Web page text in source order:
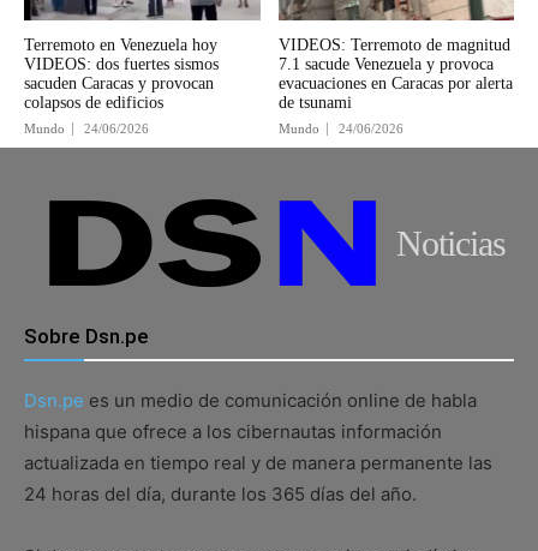
Terremoto en Venezuela hoy
VIDEOS: dos fuertes sismos
sacuden Caracas y provocan
colapsos de edificios
Mundo 24/06/2026
VIDEOS: Terremoto de magnitud
7.1 sacude Venezuela y provoca
evacuaciones en Caracas por alerta
de tsunami
Mundo 24/06/2026
Noticias
Sobre Dsn.pe
Dsn.pe es un medio de comunicación online de habla
hispana que ofrece a los cibernautas información
actualizada en tiempo real y de manera permanente las
24 horas del día, durante los 365 días del año.